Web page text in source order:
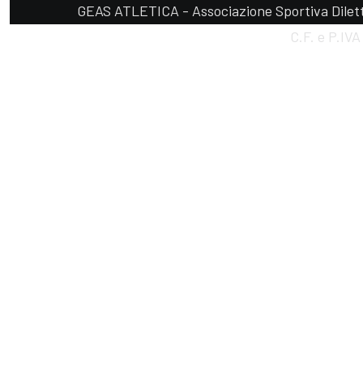
GEAS ATLETICA - Associazione Sportiva
C.F. e